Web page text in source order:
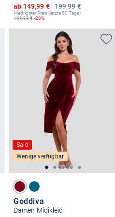
199,99 €
Ermäßigter Preis
ab 149,99 €
Niedrigster Preis (letzte 30 Tage):
199,99€ -20%
Sale
Wenige verfügbar
Goddiva
Damen Midikleid